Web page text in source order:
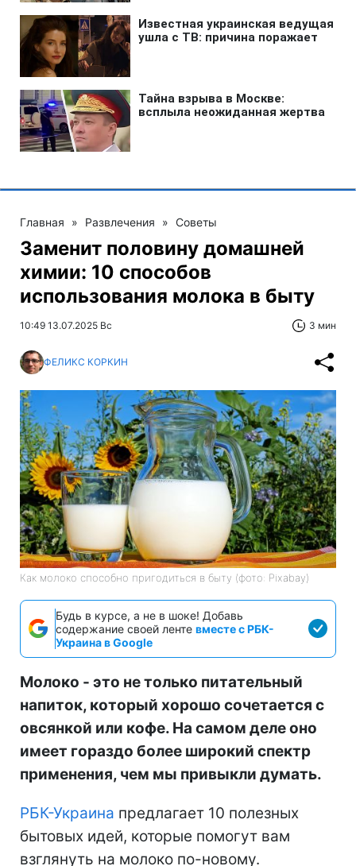
Главная » Развлечения » Советы
Заменит половину домашней
химии: 10 способов
использования молока в быту
10:49 13.07.2025 Вс 3 мин
ФЕЛИКС КОРКИН
Как молоко способно пригодиться в быту (фото: Pixabay)
Будь в курсе, а не в шоке! Добавь
содержание своей ленте вместе с РБК-
Украина в Google
Молоко - это не только питательный
напиток, который хорошо сочетается с
овсянкой или кофе. На самом деле оно
имеет гораздо более широкий спектр
применения, чем мы привыкли думать.
РБК-Украина предлагает 10 полезных
бытовых идей, которые помогут вам
взглянуть на молоко по-новому.